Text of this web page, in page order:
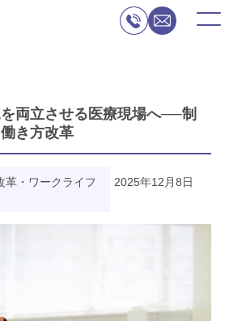
両立させる医療現場へ──制
き方改革
革・ワークライフ
2025年12月8日